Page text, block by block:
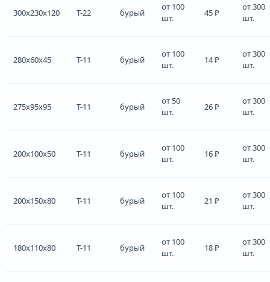
300x230x120 Т-22 бурый
от 100
шт.
45 ₽
от 300
шт.
280x60x45 Т-11 бурый
от 100
шт.
14 ₽
от 300
шт.
275x95x95 Т-11 бурый
от 50
шт.
26 ₽
от 300
шт.
200x100x50 Т-11 бурый
от 100
шт.
16 ₽
от 300
шт.
200x150x80 Т-11 бурый
от 100
шт.
21 ₽
от 300
шт.
180x110x80 Т-11 бурый
от 100
шт.
18 ₽
от 300
шт.